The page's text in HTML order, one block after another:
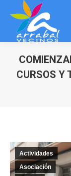
CURSOS Y
Actividades
Asociación